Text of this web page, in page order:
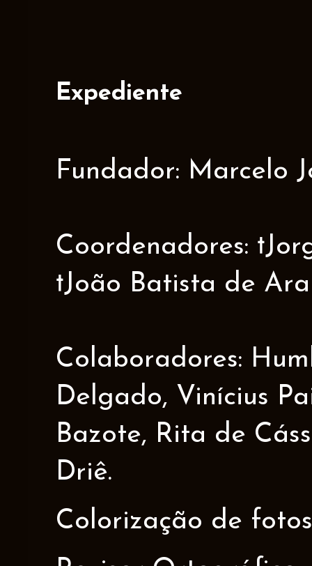
Expediente
Fundador: Marcelo
Coordenadores:
†João Batista de
Colaboradores:
Delgado, Vinícius
Bazote, Rita de
Driê.
Colorização de